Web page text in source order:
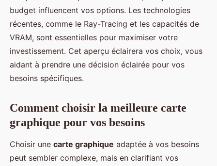
Antonin• 8 décembre 2024•6 min de lecture
budget influencent vos options. Les technologies
récentes, comme le Ray-Tracing et les capacités de
VRAM, sont essentielles pour maximiser votre
investissement. Cet aperçu éclairera vos choix, vous
aidant à prendre une décision éclairée pour vos
besoins spécifiques.
Comment choisir la meilleure carte
graphique pour vos besoins
Choisir une carte graphique adaptée à vos besoins
peut sembler complexe, mais en clarifiant vos